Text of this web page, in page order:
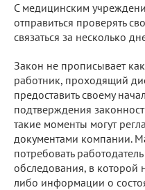
С медицинским
отправиться проверять
связаться за несколько
Закон не прописывает
работник, проходящий
предоставить своему
подтверждения
такие моменты могут
документами компании.
потребовать
обследования, в которой
либо информации о